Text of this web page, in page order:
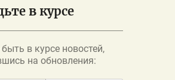
в курсе
в курсе новостей,
на обновления: